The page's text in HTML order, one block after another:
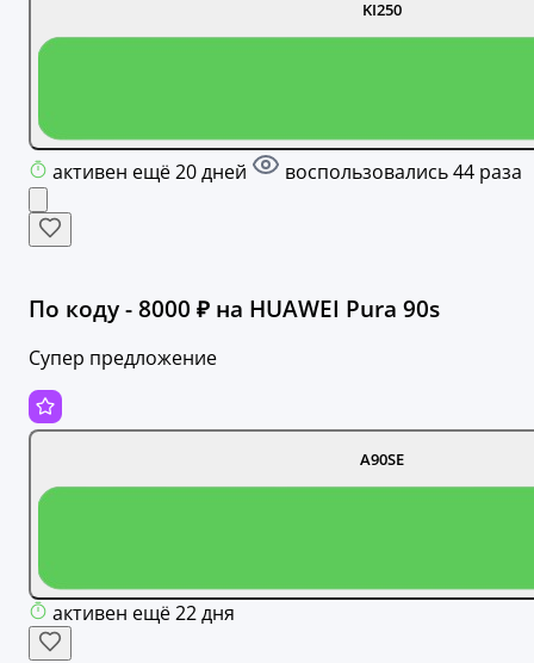
KI250
активен ещё 20 дней воспользовались 44 раза
По коду - 8000 ₽ на HUAWEI Pura 90s
Супер предложение
A90SE
активен ещё 22 дня